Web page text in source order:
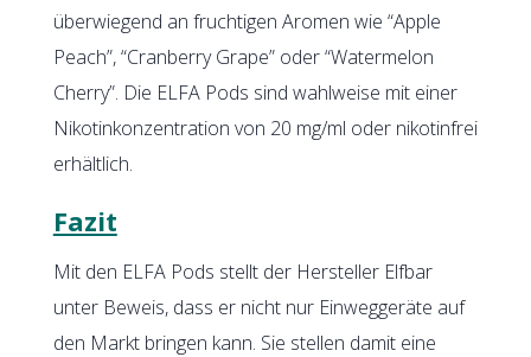
überwiegend an fruchtigen Aromen wie “Apple
Peach”, “Cranberry Grape” oder “Watermelon
Cherry”. Die ELFA Pods sind wahlweise mit einer
Nikotinkonzentration von 20 mg/ml oder nikotinfrei
erhältlich.
Fazit
Mit den ELFA Pods stellt der Hersteller Elfbar
unter Beweis, dass er nicht nur Einweggeräte auf
den Markt bringen kann. Sie stellen damit eine